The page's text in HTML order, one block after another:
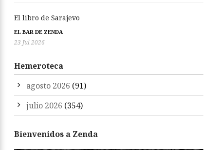
El libro de Sarajevo
EL BAR DE ZENDA
23 Jul 2026
Hemeroteca
agosto 2026 (91)
julio 2026 (354)
Bienvenidos a Zenda